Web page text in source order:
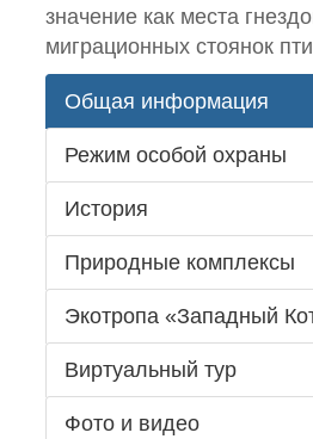
значение как места
миграционных стоянок
Общая информация
Режим особой охраны
История
Природные комплексы
Экотропа «Западный
Виртуальный тур
Фото и видео